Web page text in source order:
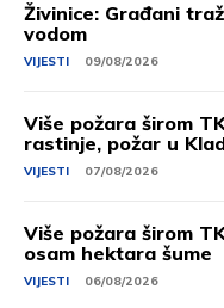
Živinice: Građani
vodom
VIJESTI 09/08/2026
Više požara širom
rastinje, požar u
VIJESTI 07/08/2026
Više požara širom
osam hektara šume
VIJESTI 06/08/2026